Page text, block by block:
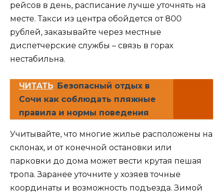
рейсов в день, расписание лучше уточнять на
месте. Такси из центра обойдется от 800
рублей, заказывайте через местные
диспетчерские службы – связь в горах
нестабильна.
ЧИТАТЬ Безопасный отдых в
Сочи как соблюдать пляжные
правила и нормы поведения
Учитывайте, что многие жилье расположены на
склонах, и от конечной остановки или
парковки до дома может вести крутая пешая
тропа. Заранее уточните у хозяев точные
координаты и возможность подъезда. Зимой